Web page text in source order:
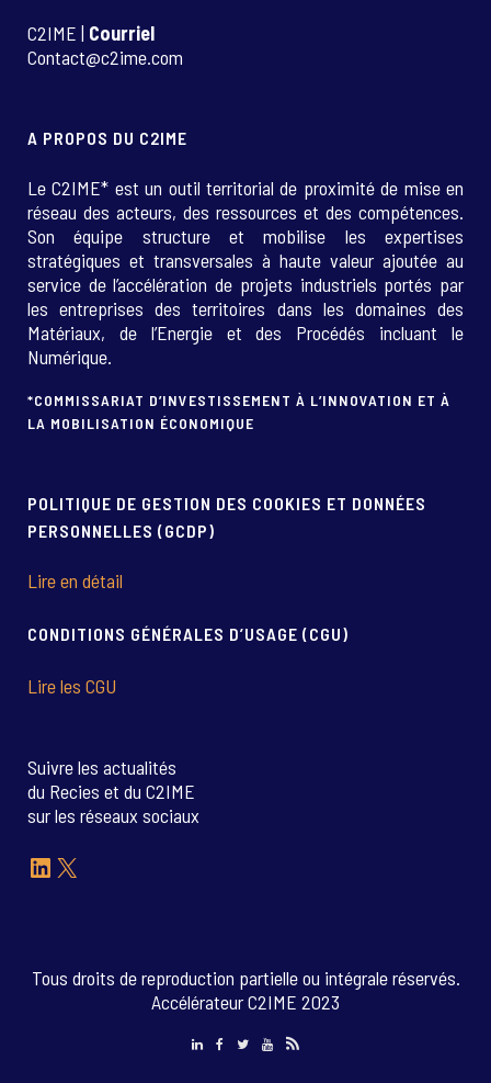
C2IME | Courriel
Contact@c2ime.com
A PROPOS DU C2IME
Le C2IME* est un outil territorial de proximité de mise en
réseau des acteurs, des ressources et des compétences.
Son équipe structure et mobilise les expertises
stratégiques et transversales à haute valeur ajoutée au
service de l’accélération de projets industriels portés par
les entreprises des territoires dans les domaines des
Matériaux, de l’Energie et des Procédés incluant le
Numérique.
*COMMISSARIAT D’INVESTISSEMENT À L’INNOVATION ET À
LA MOBILISATION ÉCONOMIQUE
POLITIQUE DE GESTION DES COOKIES ET DONNÉES
PERSONNELLES (GCDP)
Lire en détail
CONDITIONS GÉNÉRALES D’USAGE (CGU)
Lire les CGU
Suivre les actualités
du Recies et du C2IME
sur les réseaux sociaux
LinkedIn
X
Tous droits de reproduction partielle ou intégrale réservés.
Accélérateur C2IME 2023